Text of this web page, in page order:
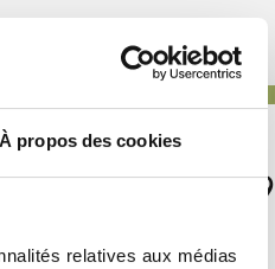
À propos des cookies
relatives aux médias
de plus de 249